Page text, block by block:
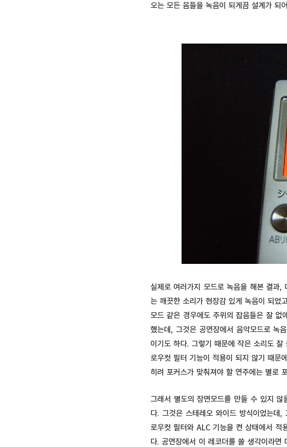
오는 모든 음들을 녹음이 되게끔 설계가 되
실제로 여러가지 모드로 녹음을 해본 결과,
는 깨끗한 소리가 현장감 있게 녹음이 되었
모드 같은 경우에도 주위의 잡음들은 잘 없
했는데, 그것은 공연장에서 음악모드로 녹
이기도 하다. 그렇기 때문에 작은 소리도
로우컷 필터 기능이 적용이 되지 않기 때문
히려 포커스가 맞춰져야 할 연주에는 별로
그래서 별도의 장면모드를 만들 수 있지
다. 그것은 스테레오 와이드 방식이었는데
로우컷 필터와 ALC 기능을 켠 상태에서 적
다. 공연장에서 이 레코더를 쓸 생각이라면